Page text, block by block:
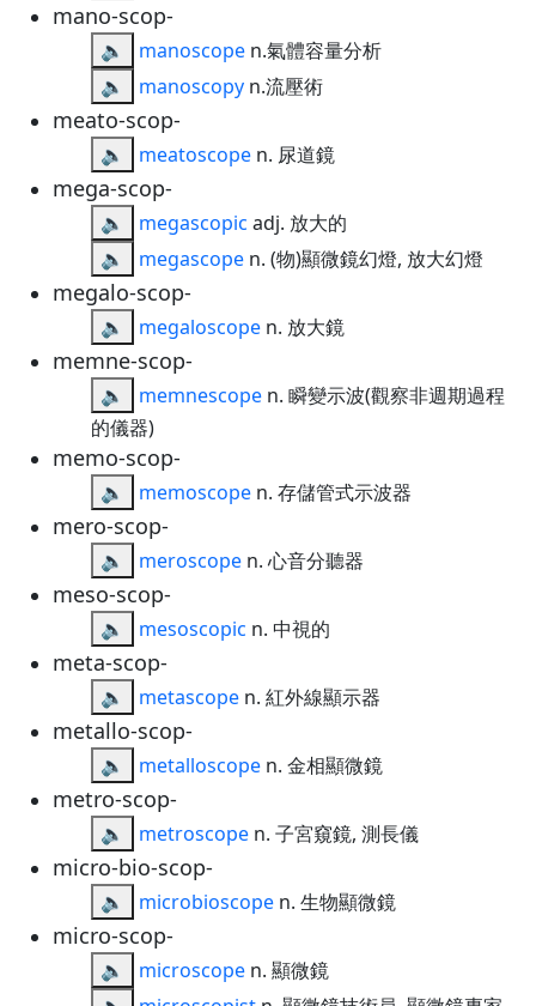
mano-scop-
🔈 manoscope n.氣體容量分析
🔈
manoscopy n.流壓術
meato-scop-
🔈 meatoscope n. 尿道鏡
mega-scop-
🔈 megascopic adj. 放大的
🔈
megascope n. (物)顯微鏡幻燈, 放大幻燈
megalo-scop-
🔈 megaloscope n. 放大鏡
memne-scop-
🔈 memnescope n. 瞬變示波(觀察非週期過程
的儀器)
memo-scop-
🔈 memoscope n. 存儲管式示波器
mero-scop-
🔈 meroscope n. 心音分聽器
meso-scop-
🔈 mesoscopic n. 中視的
meta-scop-
🔈 metascope n. 紅外線顯示器
metallo-scop-
🔈 metalloscope n. 金相顯微鏡
metro-scop-
🔈 metroscope n. 子宮窺鏡, 測長儀
micro-bio-scop-
🔈 microbioscope n. 生物顯微鏡
micro-scop-
🔈 microscope n. 顯微鏡